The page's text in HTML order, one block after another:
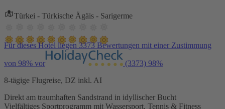
Türkei - Türkische Ägäis - Sarigerme
Für dieses Hotel liegen 3373 Bewertungen mit einer Zustimmung
von 98% vor (3373) 98%
8-tägige Flugreise, DZ inkl. AI
Direkt am traumhaften Sandstrand in idyllischer Bucht
Vielfältiges Sportprogramm mit Wassersport, Tennis & Fitness